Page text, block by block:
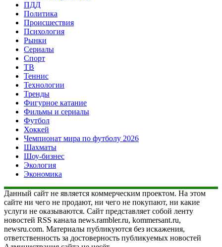
ПДД
Политика
Происшествия
Психология
Рынки
Сериалы
Спорт
ТВ
Теннис
Технологии
Тренды
Фигурное катание
Фильмы и сериалы
Футбол
Хоккей
Чемпионат мира по футболу 2026
Шахматы
Шоу-бизнес
Экология
Экономика
Данный сайт не является коммерческим проектом. На этом
сайте ни чего не продают, ни чего не покупают, ни какие
услуги не оказываются. Сайт представляет собой ленту
новостей RSS канала news.rambler.ru, kommersant.ru,
newsru.com. Материалы публикуются без искажения,
ответственность за достоверность публикуемых новостей